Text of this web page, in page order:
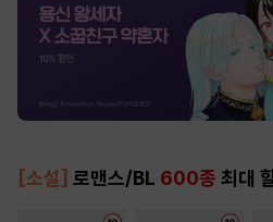
[소설] 로맨스/BL 600종 최대